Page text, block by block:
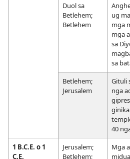
Duol sa
Betlehem;
Betlehem
ug
mga
mga
sa
sa
Betlehem;
Jerusalem
Gituli
nga
40
1 B.C.E. o 1
C.E.
Jerusalem;
Betlehem;
Mga